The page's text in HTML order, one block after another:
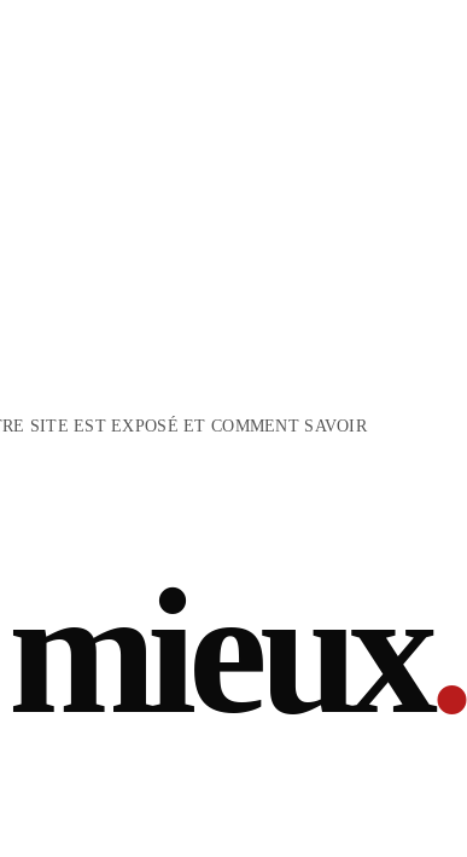
SITE EST EXPOSÉ ET COMMENT SAVOIR
.